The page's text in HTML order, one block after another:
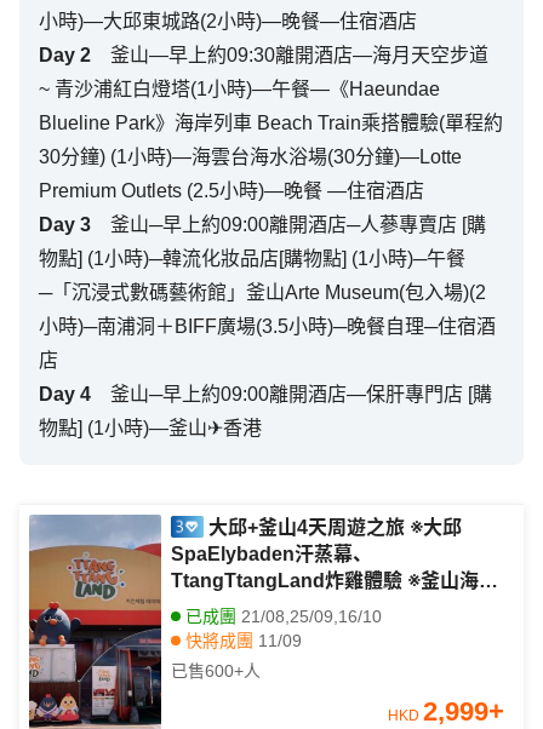
小時)—大邱東城路(2小時)—晚餐—住宿酒店
Day 2
釜山—早上約09:30離開酒店—海月天空步道
~ 青沙浦紅白燈塔(1小時)—午餐—《Haeundae
Blueline Park》海岸列車 Beach Train乘搭體驗(單程約
30分鐘) (1小時)—海雲台海水浴場(30分鐘)—Lotte
Premium Outlets (2.5小時)—晚餐 —住宿酒店
Day 3
釜山─早上約09:00離開酒店─人蔘專賣店 [購
物點] (1小時)─韓流化妝品店[購物點] (1小時)─午餐
─「沉浸式數碼藝術館」釜山Arte Museum(包入場)(2
小時)─南浦洞＋BIFF廣場(3.5小時)─晚餐自理─住宿酒
店
Day 4
釜山─早上約09:00離開酒店—保肝專門店 [購
物點] (1小時)—釜山✈香港
大邱+釜山4天周遊之旅 ※大邱
SpaElybaden汗蒸幕、
TtangTtangLand炸雞體驗 ※釜山海月
天空步道+青沙浦紅白燈塔、海雲台海
岸列車體驗、「沉浸式數碼藝術館」
Arte Museum
已成團 21/08,25/09,16/10
快將成團 11/09
其他日期
已售600+人
HKD 2,999+